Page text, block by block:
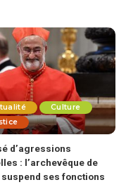
Culture
d’agressions
: l’archevêque de
suspend ses fonctions